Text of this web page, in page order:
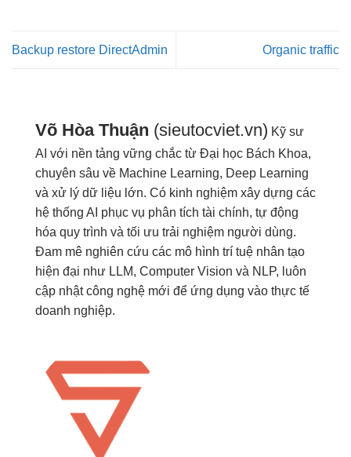
Backup restore DirectAdmin Organic traffic
Võ Hòa Thuận (sieutocviet.vn) Kỹ sư
AI với nền tảng vững chắc từ Đại học Bách Khoa,
chuyên sâu về Machine Learning, Deep Learning
và xử lý dữ liệu lớn. Có kinh nghiệm xây dựng các
hệ thống AI phục vụ phân tích tài chính, tự động
hóa quy trình và tối ưu trải nghiệm người dùng.
Đam mê nghiên cứu các mô hình trí tuệ nhân tạo
hiện đại như LLM, Computer Vision và NLP, luôn
cập nhật công nghệ mới để ứng dụng vào thực tế
doanh nghiệp.